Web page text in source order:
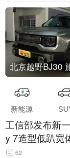
北京越野BJ30
新能源
工信部发布新
y 7造型低趴宽
62